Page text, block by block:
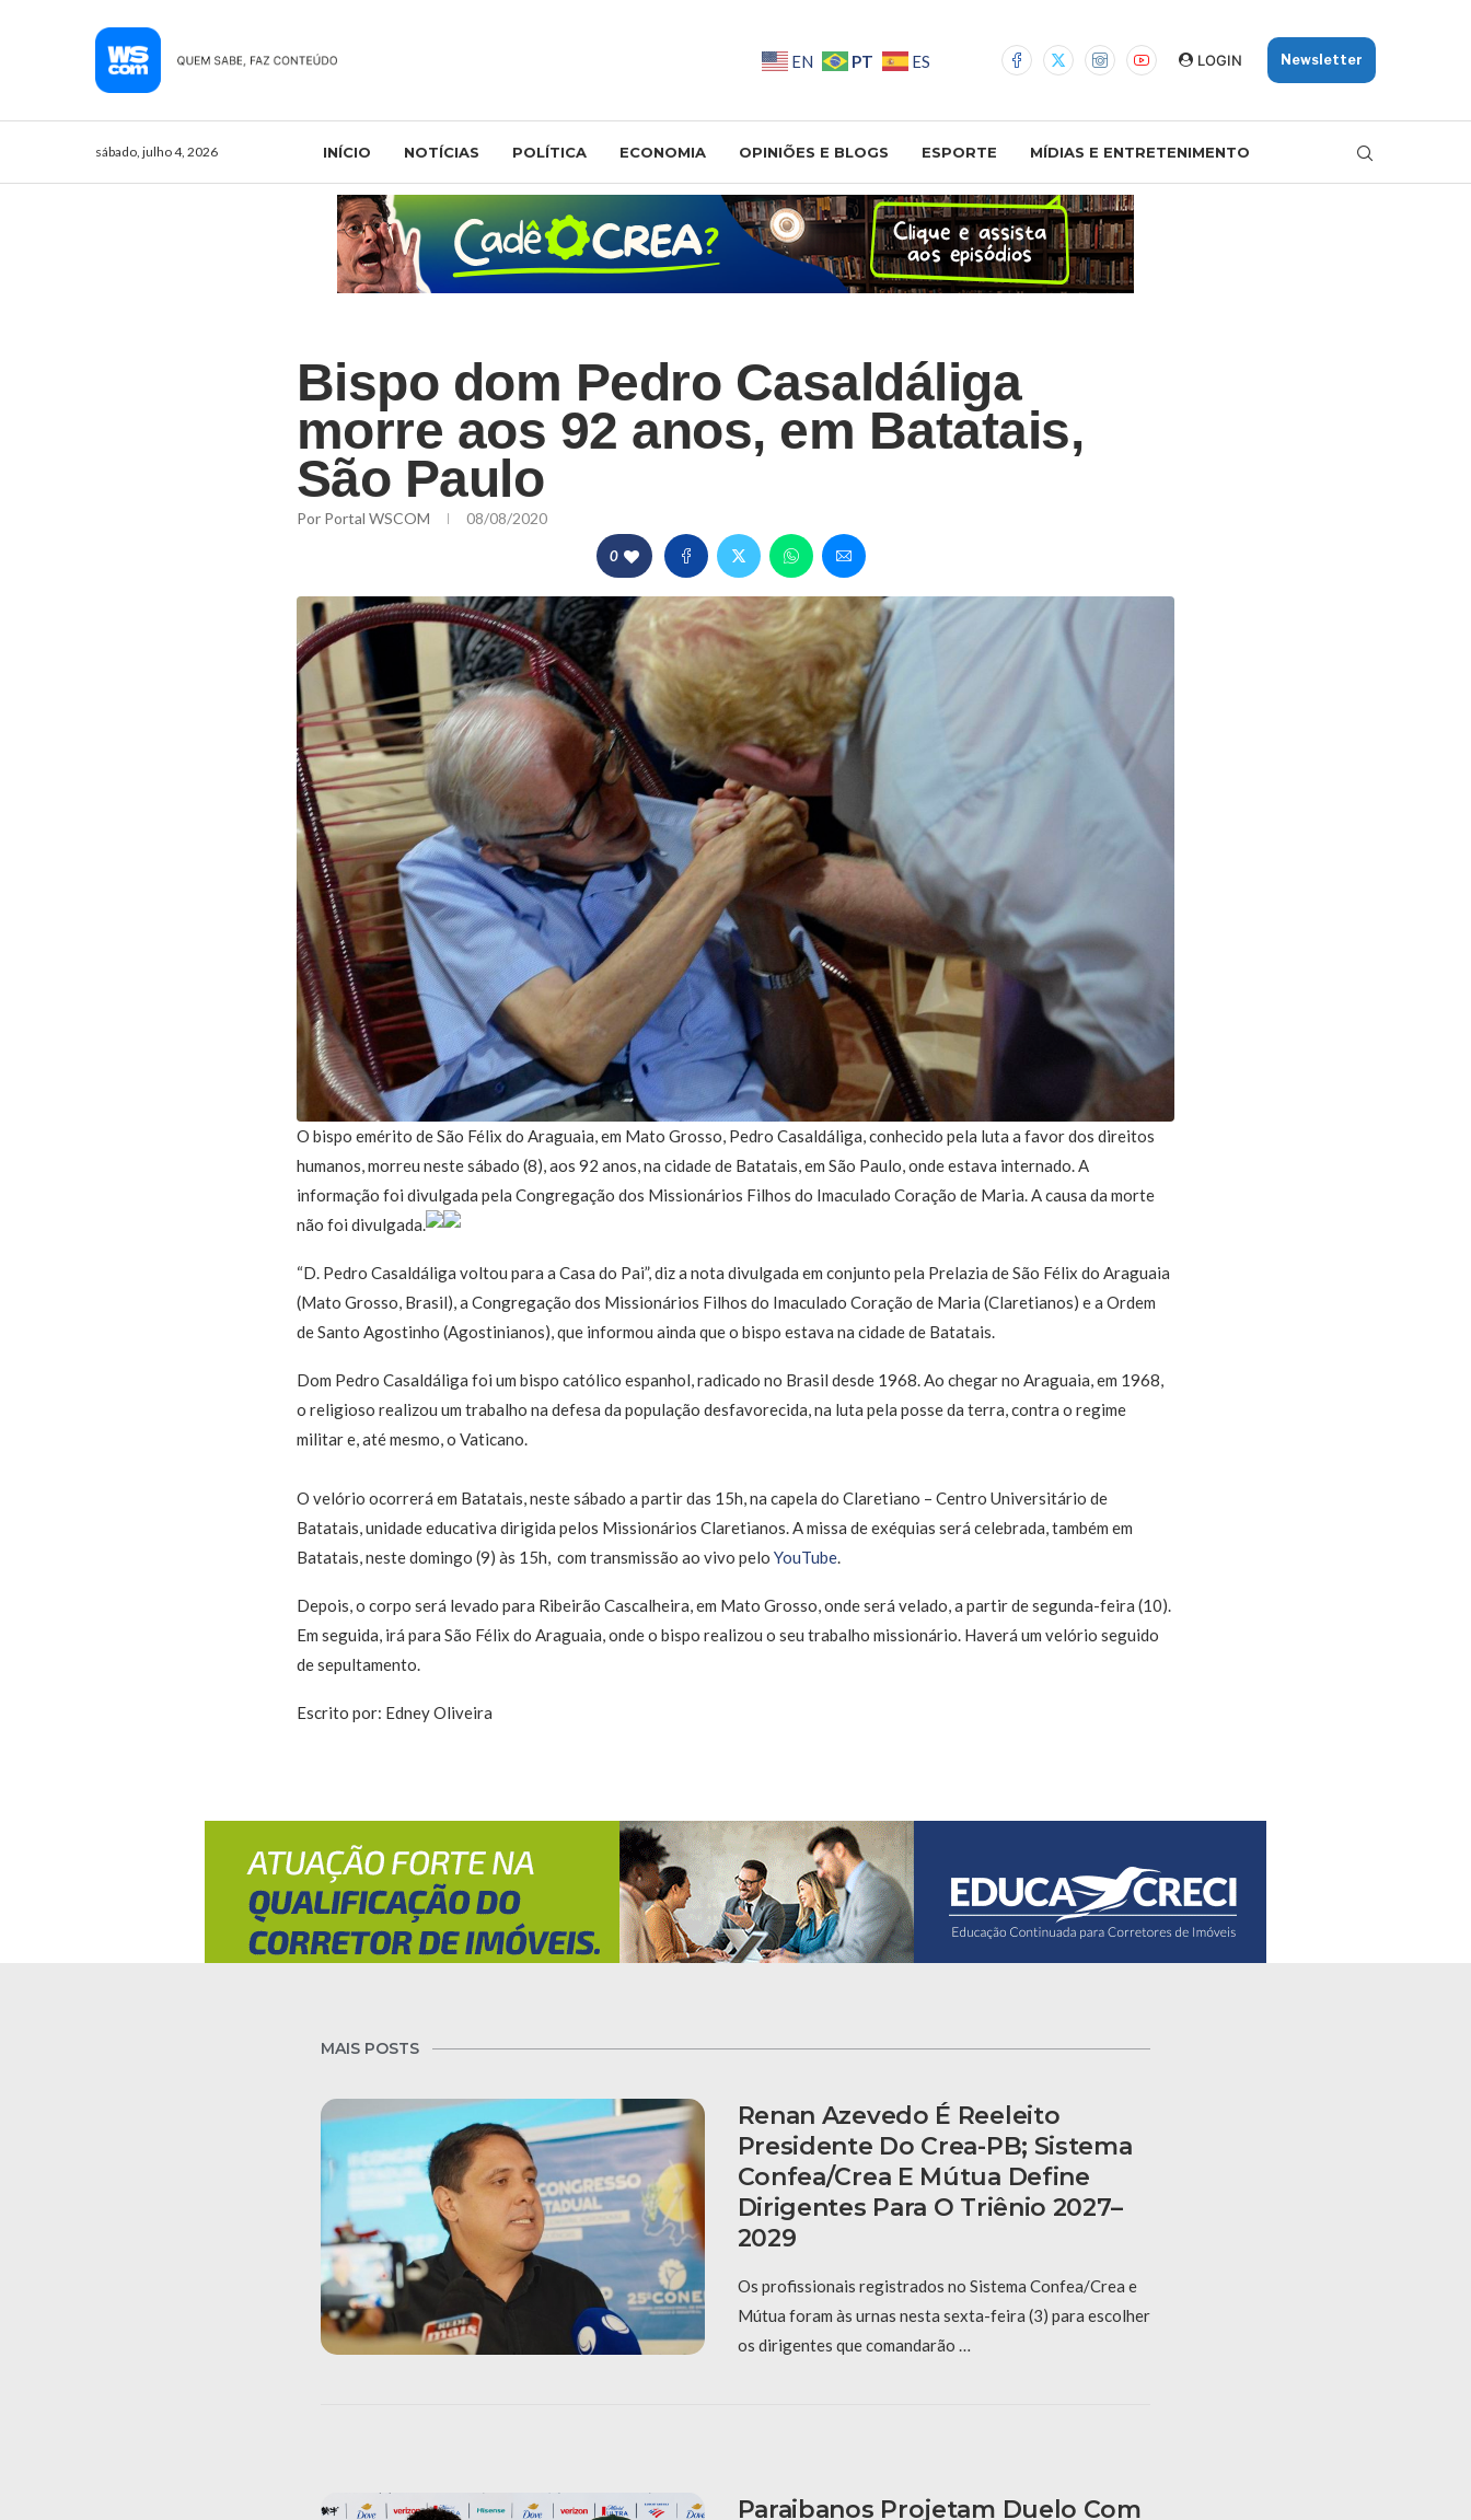
EN PT ES LOGIN Newsletter
sábado, julho 4, 2026 INÍCIO NOTÍCIAS POLÍTICA ECONOMIA OPINIÕES E BLOGS ESPORTE MÍDIAS E ENTRETENIMENTO
Bispo dom Pedro Casaldáliga
morre aos 92 anos, em Batatais,
São Paulo
Por Portal WSCOM 08/08/2020
0
O bispo emérito de São Félix do Araguaia, em Mato Grosso, Pedro Casaldáliga, conhecido pela luta a favor dos direitos
humanos, morreu neste sábado (8), aos 92 anos, na cidade de Batatais, em São Paulo, onde estava internado. A
informação foi divulgada pela Congregação dos Missionários Filhos do Imaculado Coração de Maria. A causa da morte
não foi divulgada.
“D. Pedro Casaldáliga voltou para a Casa do Pai”, diz a nota divulgada em conjunto pela Prelazia de São Félix do Araguaia
(Mato Grosso, Brasil), a Congregação dos Missionários Filhos do Imaculado Coração de Maria (Claretianos) e a Ordem
de Santo Agostinho (Agostinianos), que informou ainda que o bispo estava na cidade de Batatais.
Dom Pedro Casaldáliga foi um bispo católico espanhol, radicado no Brasil desde 1968. Ao chegar no Araguaia, em 1968,
o religioso realizou um trabalho na defesa da população desfavorecida, na luta pela posse da terra, contra o regime
militar e, até mesmo, o Vaticano.
O velório ocorrerá em Batatais, neste sábado a partir das 15h, na capela do Claretiano – Centro Universitário de
Batatais, unidade educativa dirigida pelos Missionários Claretianos. A missa de exéquias será celebrada, também em
Batatais, neste domingo (9) às 15h, com transmissão ao vivo pelo YouTube.
Depois, o corpo será levado para Ribeirão Cascalheira, em Mato Grosso, onde será velado, a partir de segunda-feira (10).
Em seguida, irá para São Félix do Araguaia, onde o bispo realizou o seu trabalho missionário. Haverá um velório seguido
de sepultamento.
Escrito por: Edney Oliveira
MAIS POSTS
Renan Azevedo É Reeleito
Presidente Do Crea-PB; Sistema
Confea/Crea E Mútua Define
Dirigentes Para O Triênio 2027–
2029
Os profissionais registrados no Sistema Confea/Crea e
Mútua foram às urnas nesta sexta-feira (3) para escolher
os dirigentes que comandarão …
Paraibanos Projetam Duelo Com